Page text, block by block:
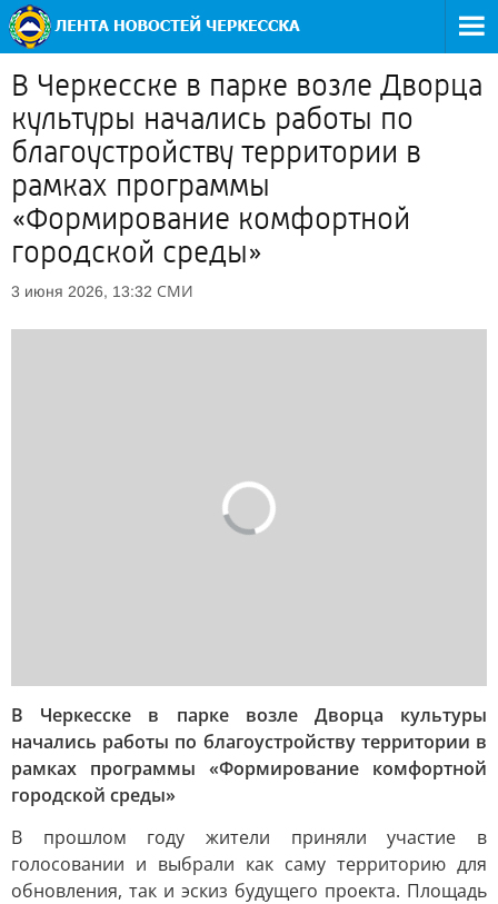
В Черкесске в парке возле Дворца
культуры начались работы по
благоустройству территории в
рамках программы
«Формирование комфортной
городской среды»
3 июня 2026, 13:32 СМИ
В Черкесске в парке возле Дворца культуры
начались работы по благоустройству территории в
рамках программы «Формирование комфортной
городской среды»
В прошлом году жители приняли участие в
голосовании и выбрали как саму территорию для
обновления, так и эскиз будущего проекта. Площадь